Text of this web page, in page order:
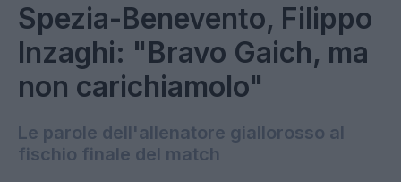
Spezia-Benevento, Filippo
Inzaghi: "Bravo Gaich, ma
non carichiamolo"
Le parole dell'allenatore giallorosso al
fischio finale del match